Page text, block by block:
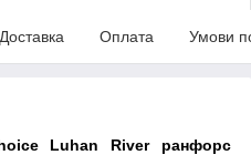
Доставка Оплата Умови
Luhan River ранфорс